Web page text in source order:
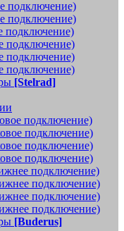
подключение)
подключение)
подключение)
подключение)
подключение)
подключение)
[Stelrad]
подключение)
подключение)
подключение)
подключение)
подключение)
подключение)
подключение)
подключение)
[Buderus]